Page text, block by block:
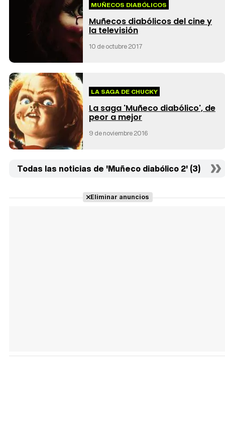
MUÑECOS DIABÓLICOS
Muñecos diabólicos del cine y
la televisión
10 de octubre 2017
LA SAGA DE CHUCKY
La saga 'Muñeco diabólico', de
peor a mejor
9 de noviembre 2016
Todas las noticias de 'Muñeco diabólico 2' (3)
Eliminar anuncios